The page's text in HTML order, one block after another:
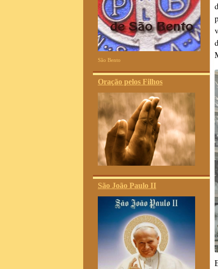
São Bento
Oração pelos Filhos
São João Paulo II